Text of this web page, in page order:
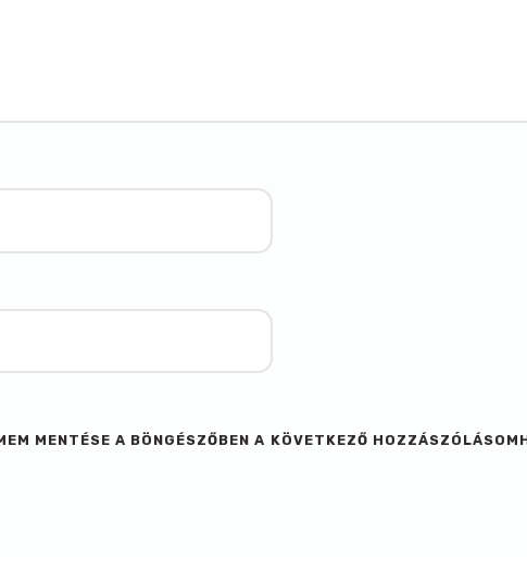
MENTÉSE A BÖNGÉSZŐBEN A KÖVETKEZŐ